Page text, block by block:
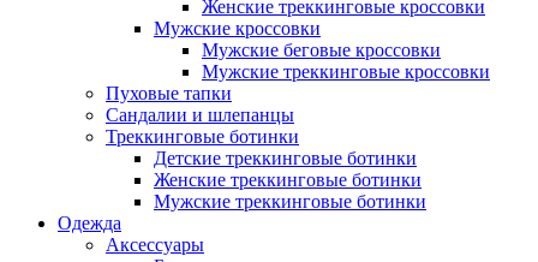
Женские треккинговые кроссовки
Мужские кроссовки
Мужские беговые кроссовки
Мужские треккинговые кроссовки
Пуховые тапки
Сандалии и шлепанцы
Треккинговые ботинки
Детские треккинговые ботинки
Женские треккинговые ботинки
Мужские треккинговые ботинки
Одежда
Аксессуары